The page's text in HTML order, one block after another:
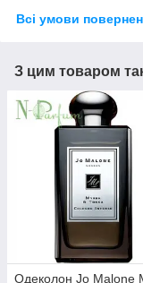
Всі умови
З цим товаром
Одеколон Jo Malone